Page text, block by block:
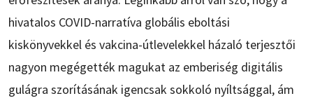
hivatalos COVID-narratíva globális eboltási
kiskönyvekkel és vakcina-útlevelekkel házaló terjesztői
nagyon megégették magukat az emberiség digitális
gulágra szorításának igencsak sokkoló nyíltsággal, ám